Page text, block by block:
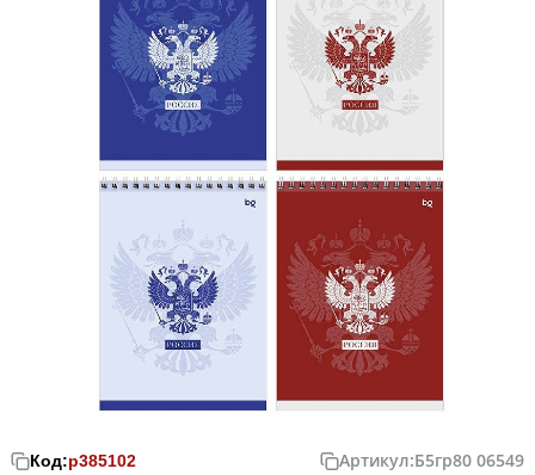
Код:р385102 Артикул:Б5гр80 06549